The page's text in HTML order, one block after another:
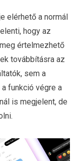
elérhető a normál
hogy az
értelmezhető
továbbításra az
sem a
funkció végre a
is megjelent, de